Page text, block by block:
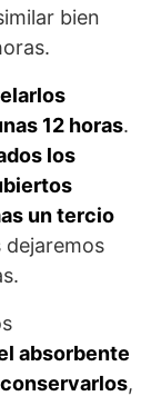
bien
12 horas.
los
un tercio
dejaremos
absorbente
,